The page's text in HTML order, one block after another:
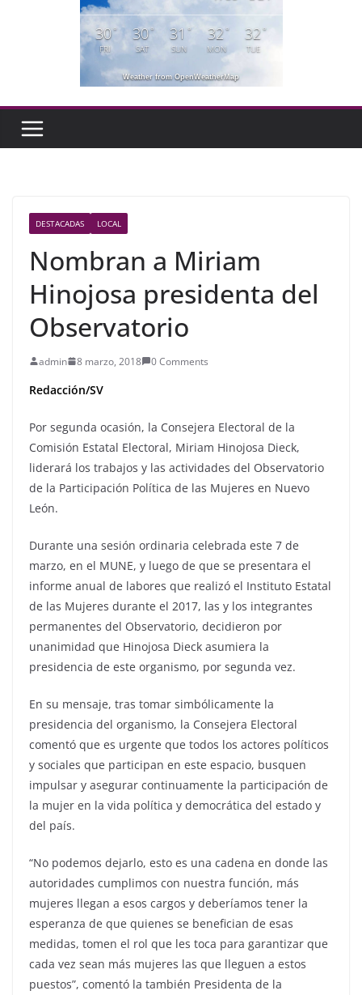
30°
FRI
30°
SAT
31 °
SUN
32°
MON
32°
TUE
Weather from OpenWeatherMap
DESTACADAS LOCAL
Nombran a Miriam
Hinojosa presidenta del
Observatorio
admin 8 marzo, 2018 0 Comments
Redacción/SV
Por segunda ocasión, la Consejera Electoral de la
Comisión Estatal Electoral, Miriam Hinojosa Dieck,
liderará los trabajos y las actividades del Observatorio
de la Participación Política de las Mujeres en Nuevo
León.
Durante una sesión ordinaria celebrada este 7 de
marzo, en el MUNE, y luego de que se presentara el
informe anual de labores que realizó el Instituto Estatal
de las Mujeres durante el 2017, las y los integrantes
permanentes del Observatorio, decidieron por
unanimidad que Hinojosa Dieck asumiera la
presidencia de este organismo, por segunda vez.
En su mensaje, tras tomar simbólicamente la
presidencia del organismo, la Consejera Electoral
comentó que es urgente que todos los actores políticos
y sociales que participan en este espacio, busquen
impulsar y asegurar continuamente la participación de
la mujer en la vida política y democrática del estado y
del país.
“No podemos dejarlo, esto es una cadena en donde las
autoridades cumplimos con nuestra función, más
mujeres llegan a esos cargos y deberíamos tener la
esperanza de que quienes se benefician de esas
medidas, tomen el rol que les toca para garantizar que
cada vez sean más mujeres las que lleguen a estos
puestos”, comentó la también Presidenta de la